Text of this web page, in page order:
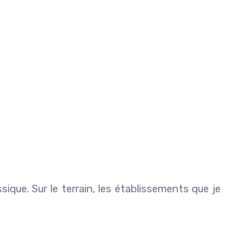
Sur le terrain, les établissements que je